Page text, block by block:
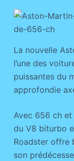
u
La nouvelle
l’une des
puissantes du
approfondie
Avec 656 ch et
du V8 biturbo
Roadster offre
son